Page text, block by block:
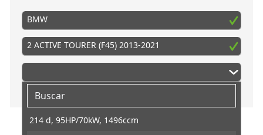
BMW
2 ACTIVE TOURER (F45) 2013-2021
214 d, 95HP/70kW, 1496ccm